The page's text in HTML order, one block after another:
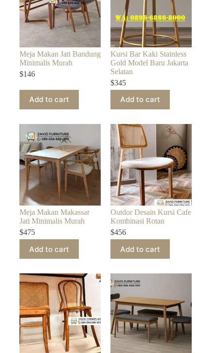
Meja Makan Jati Bandung
Minimalis Murah
$146
Add to cart
Kursi Bar Kaki Stainless
Gold Model Baru Jakarta
Selatan
$345
Add to cart
Meja Makan Makassar
Jati Minimalis Murah
$475
Add to cart
Outdor Desain Kursi Cafe
Kombinasi Rotan
$456
Add to cart